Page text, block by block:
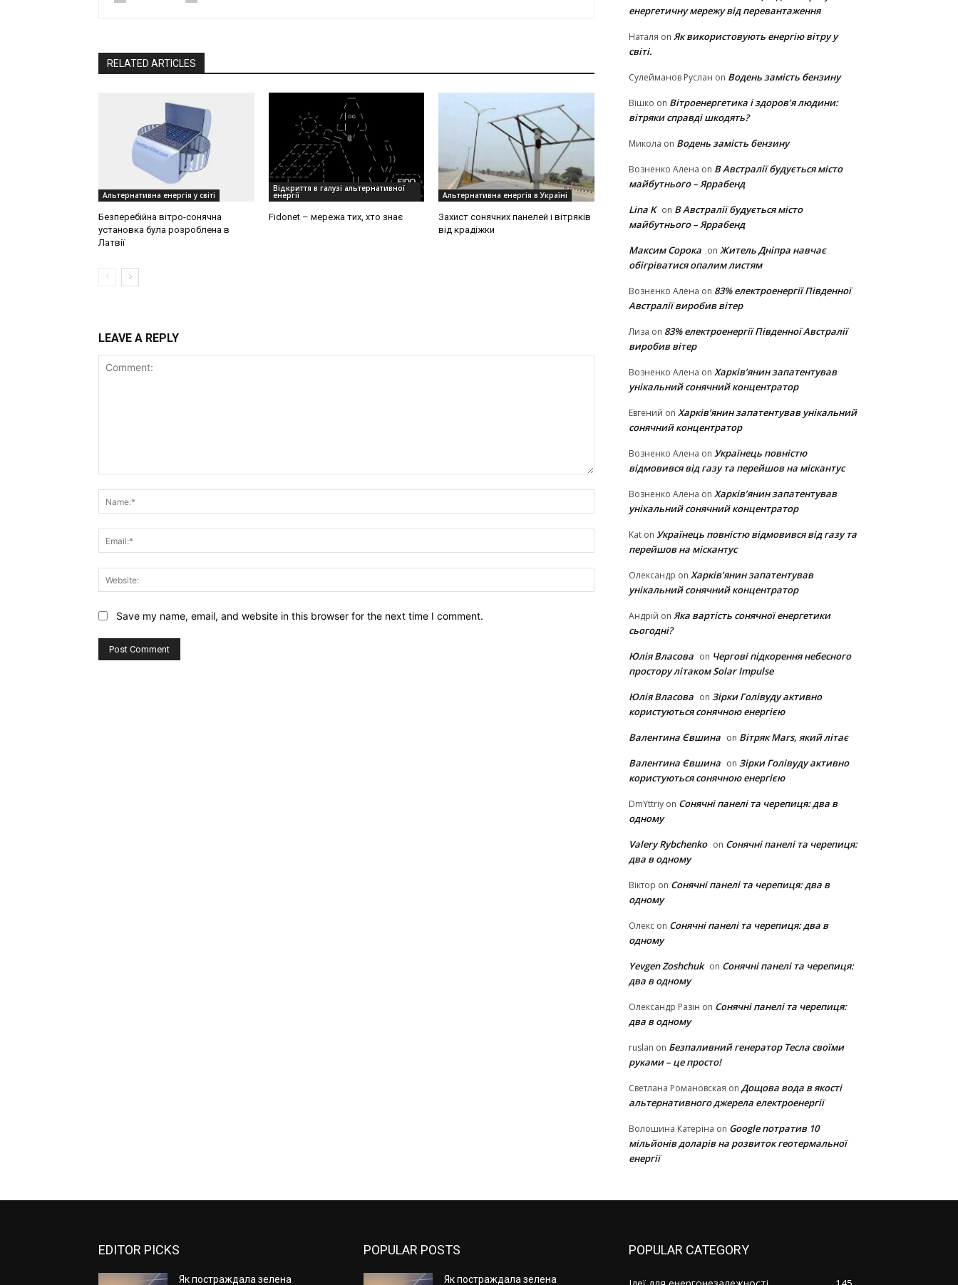
RELATED ARTICLES
Альтернативна енергія у світі
Безперебійна вітро-сонячна
установка була розроблена в
Латвії
Відкриття в галузі альтернативної
енергії
Fidonet – мережа тих, хто знає
Альтернативна енергія в Україні
Захист сонячних панелей і вітряків
від крадіжки
LEAVE A REPLY
Website:
Save my name, email, and website in this browser for the next time I comment.
енергетичну мережу від перевантаження
Наталя on Як використовують енергію вітру у
світі.
Сулейманов Руслан on Водень замість бензину
Вішко on Вітроенергетика і здоров’я людини:
вітряки cправді шкодять?
Микола on Водень замість бензину
Возненко Алена on В Австралії будується місто
майбутнього – Яррабенд
Lina K on В Австралії будується місто
майбутнього – Яррабенд
Максим Сорока on Житель Дніпра навчає
обігріватися опалим листям
Возненко Алена on 83% електроенергії Південної
Австралії виробив вітер
Лиза on 83% електроенергії Південної Австралії
виробив вітер
Возненко Алена on Харків’янин запатентував
унікальний сонячний концентратор
Евгений on Харків’янин запатентував унікальний
сонячний концентратор
Возненко Алена on Українець повністю
відмовився від газу та перейшов на міскантус
Возненко Алена on Харків’янин запатентував
унікальний сонячний концентратор
Kat on Українець повністю відмовився від газу та
перейшов на міскантус
Олександр on Харків’янин запатентував
унікальний сонячний концентратор
Андрій on Яка вартість сонячної енергетики
сьогодні?
Юлія Власова on Чергові підкорення небесного
простору літаком Solar Impulse
Юлія Власова on Зірки Голівуду активно
користуються сонячною енергією
Валентина Євшина on Вітряк Mars, який літає
Валентина Євшина on Зірки Голівуду активно
користуються сонячною енергією
DmYttriy on Сонячні панелі та черепиця: два в
одному
Valery Rybchenko on Сонячні панелі та черепиця:
два в одному
Віктор on Сонячні панелі та черепиця: два в
одному
Олекс on Сонячні панелі та черепиця: два в
одному
Yevgen Zoshchuk on Сонячні панелі та черепиця:
два в одному
Олександр Разін on Сонячні панелі та черепиця:
два в одному
ruslan on Безпаливний генератор Тесла своїми
руками – це просто!
Светлана Романовская on Дощова вода в якості
альтернативного джерела електроенергії
Волошина Катеріна on Google потратив 10
мільйонів доларів на розвиток геотермальної
енергії
EDITOR PICKS
Як постраждала зелена
POPULAR POSTS
Як постраждала зелена
POPULAR CATEGORY